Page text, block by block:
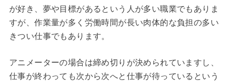
が好き、夢や目標があるという人が多い職業でもありま
すが、作業量が多く労働時間が長い肉体的な負担の多い
きつい仕事でもあります。
アニメーターの場合は締め切りが決められていますし、
仕事が終わっても次から次へと仕事が待っているという